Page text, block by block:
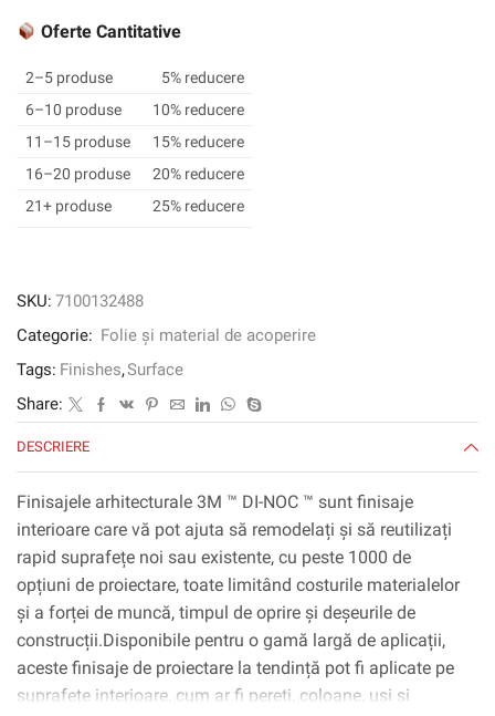
™
NOC
Finisaj
arhitectural
Culoare
solidă,
mm
50
m
Oferte Cantitative
2–5 produse
5% reducere
6–10 produse
10% reducere
11–15 produse
15% reducere
16–20 produse
20% reducere
21+ produse
25% reducere
SKU: 7100132488
Categorie: Folie și material de acoperire
Tags: Finishes,Surface
Share:
DESCRIERE
Finisajele arhitecturale 3M ™ DI-NOC ™ sunt finisaje
interioare care vă pot ajuta să remodelați și să reutilizați
rapid suprafețe noi sau existente, cu peste 1000 de
opțiuni de proiectare, toate limitând costurile materialelor
și a forței de muncă, timpul de oprire și deșeurile de
construcții.Disponibile pentru o gamă largă de aplicații,
aceste finisaje de proiectare la tendință pot fi aplicate pe
suprafețe interioare, cum ar fi pereți, coloane, uși și